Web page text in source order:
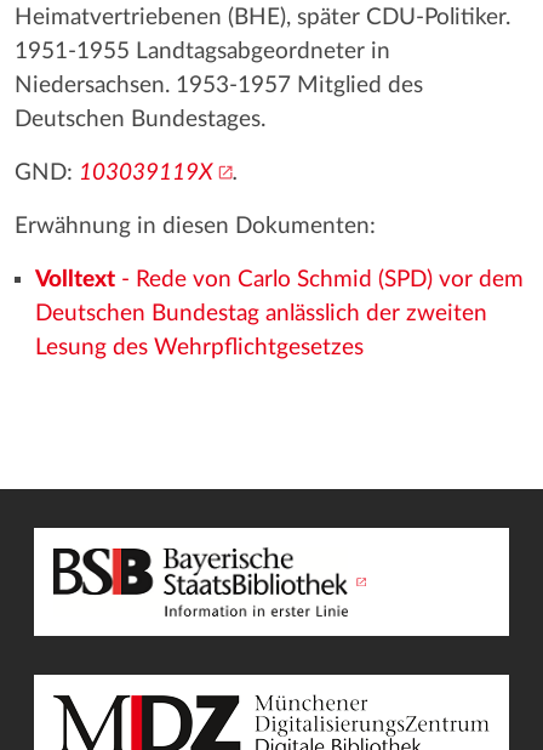
Heimatvertriebenen (BHE), später CDU-Politiker.
1951-1955 Landtagsabgeordneter in
Niedersachsen. 1953-1957 Mitglied des
Deutschen Bundestages.
GND: 103039119X .
Erwähnung in diesen Dokumenten:
Volltext- Rede von Carlo Schmid (SPD) vor dem
Deutschen Bundestag anlässlich der zweiten
Lesung des Wehrpflichtgesetzes